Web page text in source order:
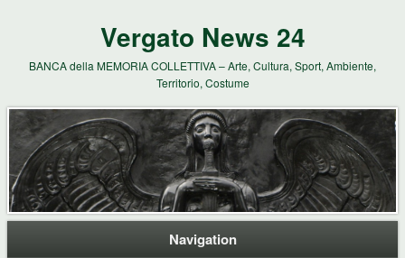
Vergato News 24
BANCA della MEMORIA COLLETTIVA – Arte, Cultura, Sport, Ambiente,
Territorio, Costume
Navigation